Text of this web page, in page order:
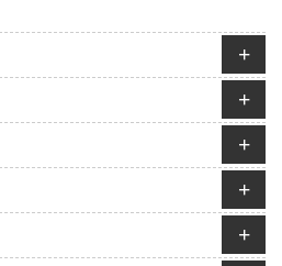
+
+
+
+
+